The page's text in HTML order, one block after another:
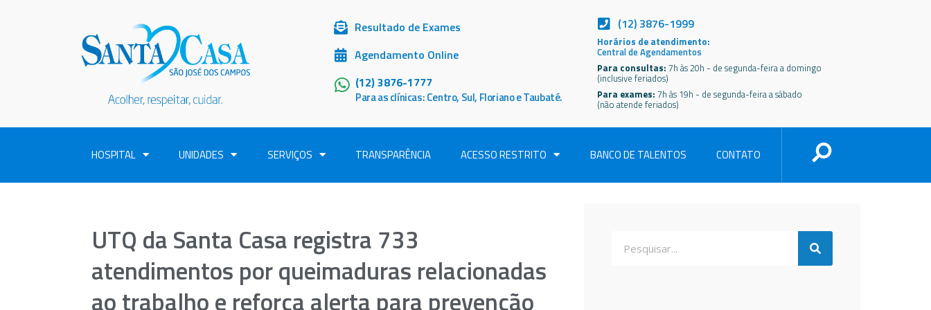
Resultado de Exames
Agendamento Online
(12) 3876-1777
Para as clínicas: Centro, Sul, Floriano e Taubaté.
(12) 3876-1999
Horários de atendimento:
Central de Agendamentos
Para consultas: 7h às 20h - de segunda-feira a domingo
(inclusive feriados)
Para exames: 7h às 19h - de segunda-feira a sábado
(não atende feriados)
HOSPITAL UNIDADES SERVIÇOS TRANSPARÊNCIA ACESSO RESTRITO BANCO DE TALENTOS CONTATO
UTQ da Santa Casa registra 733
atendimentos por queimaduras relacionadas
ao trabalho e reforça alerta para prevenção